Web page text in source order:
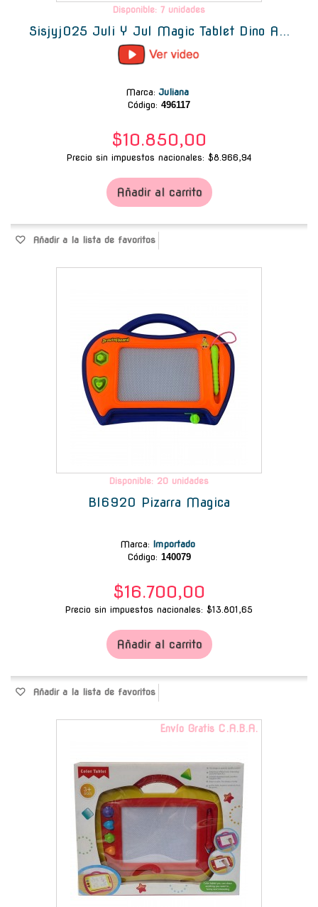
Disponible: 7 unidades
Sisjyj025 Juli Y Jul Magic Tablet Dino A...
Marca: Juliana
Código: 496117
$10.850,00
Precio sin impuestos nacionales: $8.966,94
Añadir al carrito
Añadir a la lista de favoritos
Disponible: 20 unidades
Bl6920 Pizarra Magica
Marca: Importado
Código: 140079
$16.700,00
Precio sin impuestos nacionales: $13.801,65
Añadir al carrito
Añadir a la lista de favoritos
Envío Gratis C.A.B.A.